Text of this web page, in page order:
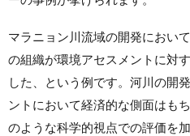
マラニョン川流域の開発におい
の組織が環境アセスメントに対
した、という例です。河川の開
ントにおいて経済的な側面はも
のような科学的視点での評価を